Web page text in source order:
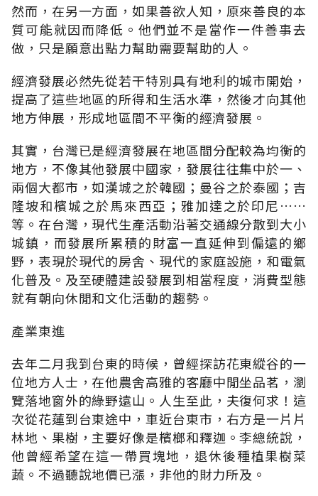
然而，在另一方面，如果善欲人知，原來善良的本
質可能就因而降低。他們並不是當作一件善事去
做，只是願意出點力幫助需要幫助的人。
經濟發展必然先從若干特別具有地利的城市開始，
提高了這些地區的所得和生活水準，然後才向其他
地方伸展，形成地區間不平衡的經濟發展。
其實，台灣已是經濟發展在地區間分配較為均衡的
地方，不像其他發展中國家，發展往往集中於一、
兩個大都市，如漢城之於韓國；曼谷之於泰國；吉
隆坡和檳城之於馬來西亞；雅加達之於印尼……
等。在台灣，現代生產活動沿著交通線分散到大小
城鎮，而發展所累積的財富一直延伸到偏遠的鄉
野，表現於現代的房舍、現代的家庭設施，和電氣
化普及。及至硬體建設發展到相當程度，消費型態
就有朝向休閒和文化活動的趨勢。
產業東進
去年二月我到台東的時候，曾經探訪花東縱谷的一
位地方人士，在他農舍高雅的客廳中閒坐品茗，瀏
覽落地窗外的綠野遠山。人生至此，夫復何求！這
次從花蓮到台東途中，車近台東市，右方是一片片
林地、果樹，主要好像是檳榔和釋迦。李總統說，
他曾經希望在這一帶買塊地，退休後種植果樹菜
蔬。不過聽說地價已漲，非他的財力所及。